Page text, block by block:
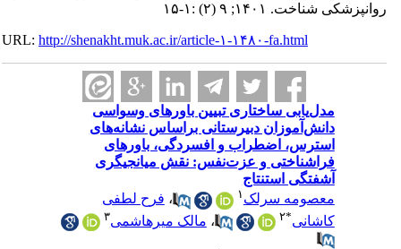
روانپزشکی شناخت. ۱۴۰۱; ۹ (۲) :۱-۱۵
URL:http://shenakht.muk.ac.ir/article-۱-۱۴۸۰-fa.html
مدل‌یابی ساختاری تبیین باورهای وسواسی
دانش‌آموزان دبیرستانی براساس نشانه‌های
استرس، اضطراب و افسردگی، باورهای
فراشناختی و عزت‌نفس: نقش میانجیگری
آشفتگی استنتاج
معصومه سرلک۱ ،فرح لطفی
کاشانی
۲ ،مالک میرهاشمی